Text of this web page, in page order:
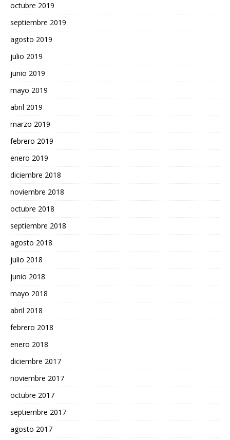
octubre 2019
septiembre 2019
agosto 2019
julio 2019
junio 2019
mayo 2019
abril 2019
marzo 2019
febrero 2019
enero 2019
diciembre 2018
noviembre 2018
octubre 2018
septiembre 2018
agosto 2018
julio 2018
junio 2018
mayo 2018
abril 2018
febrero 2018
enero 2018
diciembre 2017
noviembre 2017
octubre 2017
septiembre 2017
agosto 2017